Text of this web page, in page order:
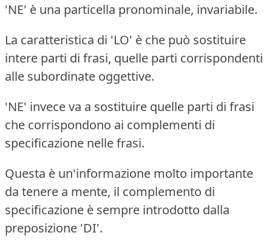
'NE' è una particella pronominale, invariabile.
La caratteristica di 'LO' è che può sostituire
intere parti di frasi, quelle parti corrispondenti
alle subordinate oggettive.
'NE' invece va a sostituire quelle parti di frasi
che corrispondono ai complementi di
specificazione nelle frasi.
Questa è un'informazione molto importante
da tenere a mente, il complemento di
specificazione è sempre introdotto dalla
preposizione 'DI'.